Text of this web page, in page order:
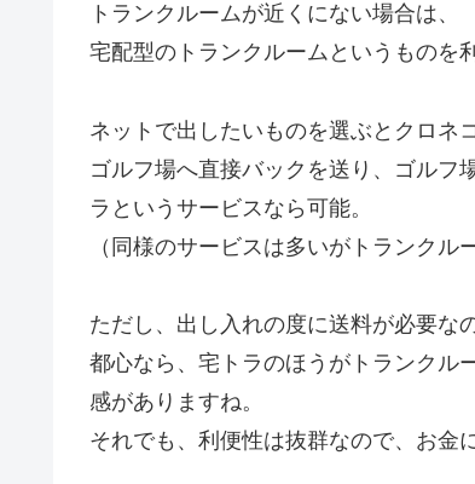
トランクルームが近くにない場合は、
宅配型のトランクルームというものを
ネットで出したいものを選ぶとクロネ
ゴルフ場へ直接バックを送り、ゴルフ
ラというサービスなら可能。
（同様のサービスは多いがトランクル
ただし、出し入れの度に送料が必要な
都心なら、宅トラのほうがトランクル
感がありますね。
それでも、利便性は抜群なので、お金